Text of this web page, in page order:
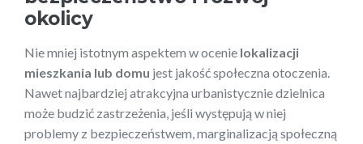
okolicy
Nie mniej istotnym aspektem w ocenie lokalizacji
mieszkania lub domu jest jakość społeczna otoczenia.
Nawet najbardziej atrakcyjna urbanistycznie dzielnica
może budzić zastrzeżenia, jeśli występują w niej
problemy z bezpieczeństwem, marginalizacją społeczną